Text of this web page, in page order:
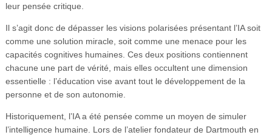
leur pensée critique.
Il s’agit donc de dépasser les visions polarisées présentant l’IA soit
comme une solution miracle, soit comme une menace pour les
capacités cognitives humaines. Ces deux positions contiennent
chacune une part de vérité, mais elles occultent une dimension
essentielle : l’éducation vise avant tout le développement de la
personne et de son autonomie.
Historiquement, l’IA a été pensée comme un moyen de simuler
l’intelligence humaine. Lors de l’atelier fondateur de Dartmouth en